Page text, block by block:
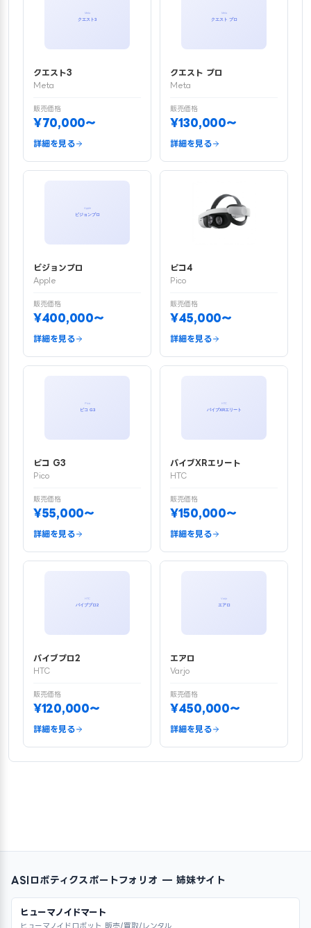
クエスト3
Meta
販売価格
¥70,000〜
詳細を見る
クエスト プロ
Meta
販売価格
¥130,000〜
詳細を見る
ビジョンプロ
Apple
販売価格
¥400,000〜
詳細を見る
ピコ4
Pico
販売価格
¥45,000〜
詳細を見る
ピコ G3
Pico
販売価格
¥55,000〜
詳細を見る
バイブXRエリート
HTC
販売価格
¥150,000〜
詳細を見る
バイブプロ2
HTC
販売価格
¥120,000〜
詳細を見る
エアロ
Varjo
販売価格
¥450,000〜
詳細を見る
ASIロボティクスポートフォリオ — 姉妹サイト
ヒューマノイドマート
ヒューマノイドロボット 販売/買取/レンタル